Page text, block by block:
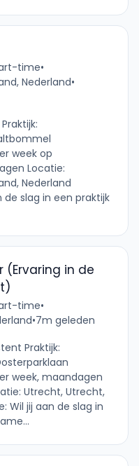
time•
Nederland•
week op
Locatie:
Nederland
de slag in een praktijk
(Ervaring in de
time•
•7m geleden
Praktijk:
week, maandagen
Utrecht, Utrecht,
Wil jij aan de slag in